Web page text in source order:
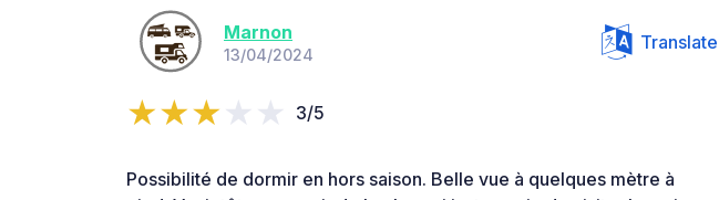
Marnon
13/04/2024
Translate
3/5
Possibilité de dormir en hors saison. Belle vue à quelques mètre à